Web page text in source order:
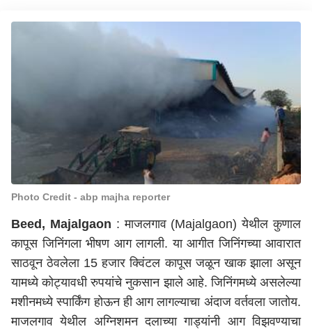
Photo Credit - abp majha reporter
Beed, Majalgaon : माजलगाव (Majalgaon) येथील कुणाल
कापूस जिनिंगला भीषण आग लागली. या आगीत जिनिंगच्या आवारात
साठवून ठेवलेला 15 हजार क्विंटल कापूस जळून खाक झाला असून
यामध्ये कोट्यावधी रुपयांचे नुकसान झाले आहे. जिनिंगमध्ये असलेल्या
मशीनमध्ये स्पार्किंग होऊन ही आग लागल्याचा अंदाज वर्तवला जातोय.
माजलगाव येथील अग्निशमन दलाच्या गाड्यांनी आग विझवण्याचा